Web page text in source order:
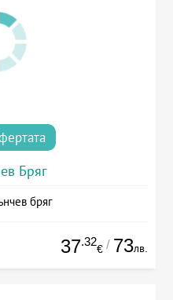
Бряг
бряг
37.32
€ / 73лв.